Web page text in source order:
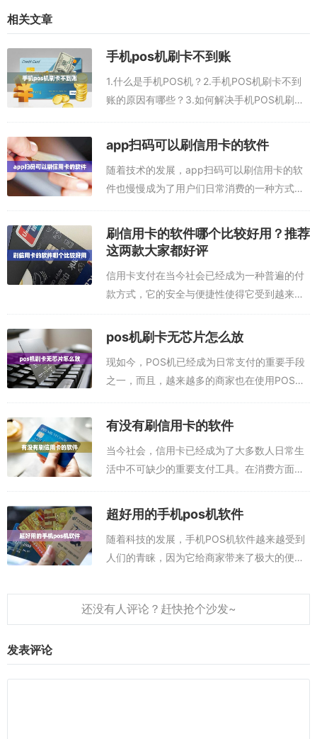
相关文章
手机pos机刷卡不到账
1.什么是手机POS机？2.手机POS机刷卡不到
账的原因有哪些？3.如何解决手机POS机刷卡
防措施有哪些？5.如何保证手机POS机安全？
1.什么是手机POS...
app扫码可以刷信用卡的软件
随着技术的发展，app扫码可以刷信用卡的软
件也慢慢成为了用户们日常消费的一种方式。
app，任意一款都可以把信用卡里的额度刷出
来，把自己信用卡里的钱刷到自己储蓄卡，
刷信用卡的软件哪个比较好用？推荐
这两款大家都好评
信用卡支付在当今社会已经成为一种普遍的付
款方式，它的安全与便捷性使得它受到越来越
多用户的青睐。但是，刷信用卡时需要使用到
各种软件，那么，哪个比较好用呢？首先，要
软...
pos机刷卡无芯片怎么放
现如今，POS机已经成为日常支付的重要手段
之一，而且，越来越多的商家也在使用POS机
没有芯片功能，那么，这种POS机刷卡该怎么
放呢？本文将介绍如何在无芯片PO...
有没有刷信用卡的软件
当今社会，信用卡已经成为了大多数人日常生
活中不可缺少的重要支付工具。在消费方面，
也更安全，不用担心被盗刷。对于拥有信用卡
的消费者来说，问题就变成了，有没有刷信
用...
超好用的手机pos机软件
随着科技的发展，手机POS机软件越来越受到
人们的青睐，因为它给商家带来了极大的便
销售效率，而且可以让消费者享受到更加便捷
的支付服务。本文下面为大家分享五款可以
发表评论